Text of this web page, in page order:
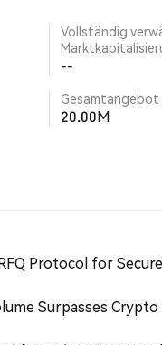
Vollständig
--
Gesamtangebot
20.00M
Protocol for
Surpasses